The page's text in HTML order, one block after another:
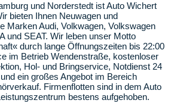
und Norderstedt ist Auto Wichert
bieten Ihnen Neuwagen und
Marken Audi, Volkwagen, Volkswagen
und SEAT. Wir leben unser Motto
durch lange Öffnungszeiten bis 22:00
im Betrieb Wendenstraße, kostenloser
Hol- und Bringservice, Notdienst 24
ein großes Angebot im Bereich
Firmenflotten sind in dem Auto
bestens aufgehoben.